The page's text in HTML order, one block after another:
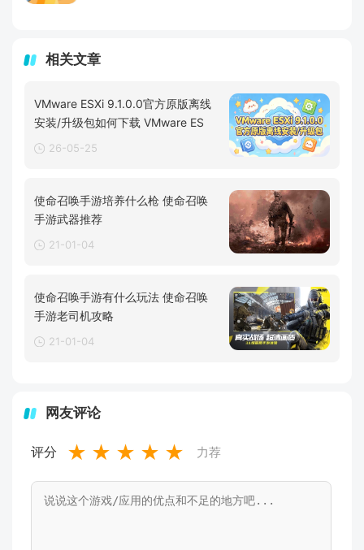
相关文章
VMware ESXi 9.1.0.0官方原版离线
安装/升级包如何下载 VMware ES
26-05-25
使命召唤手游培养什么枪 使命召唤
手游武器推荐
21-01-04
使命召唤手游有什么玩法 使命召唤
手游老司机攻略
21-01-04
网友评论
评分 ★ ★ ★ ★ ★ 力荐